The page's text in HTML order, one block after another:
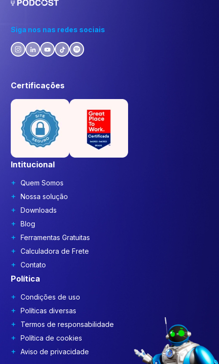
Intitucional
Quem Somos
Nossa solução
Downloads
Blog
Ferramentas Gratuitas
Calculadora de Frete
Contato
Política
Condições de uso
Políticas diversas
Termos de responsabilidade
Política de cookies
Aviso de privacidade
Siga nos nas redes sociais
Certificações